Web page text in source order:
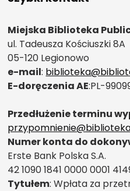
Miejska Biblioteka
ul. Tadeusza Kościuszki 8A
05-120 Legionowo
e-mail:
E-doręczenia AE:PL-
Przedłużenie terminu
Numer konta do
Erste Bank Polska S.A.
42 1090 1841 0000 0001
Tytułem: Wpłata za